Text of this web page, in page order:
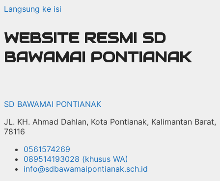
Langsung ke isi
WEBSITE RESMI SD
BAWAMAI PONTIANAK
SD BAWAMAI PONTIANAK
JL. KH. Ahmad Dahlan, Kota Pontianak, Kalimantan Barat,
78116
0561574269
089514193028 (khusus WA)
info@sdbawamaipontianak.sch.id